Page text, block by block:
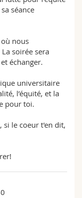
séance
nous
soirée sera
échanger.
universitaire
l’équité, et la
pour toi.
si le coeur t'en dit,